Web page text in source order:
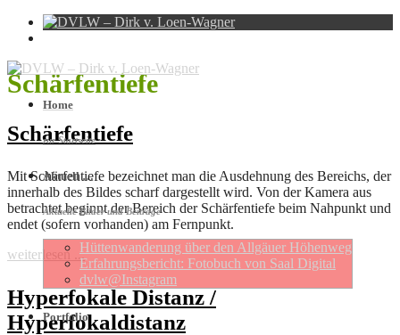
Home
zur Startseite
Aktuell …
Aktuelle Bilder und Beiträge
Hütten­wan­de­rung über den Allgäuer Höhen­weg
Erfahrungs­be­richt: Foto­buch von Saal Digital
dvlw@Instagram
Portfolio
Schärfentiefe
Schärfentiefe
Mit Schärfentiefe bezeichnet man die Ausdehnung des Bereichs, der
innerhalb des Bildes scharf dargestellt wird. Von der Kamera aus
betrachtet beginnt der Bereich der Schärfentiefe beim Nahpunkt und
endet (sofern vorhanden) am Fernpunkt.
weiterlesen ...
Hyperfokale Distanz /
Hyperfokaldistanz